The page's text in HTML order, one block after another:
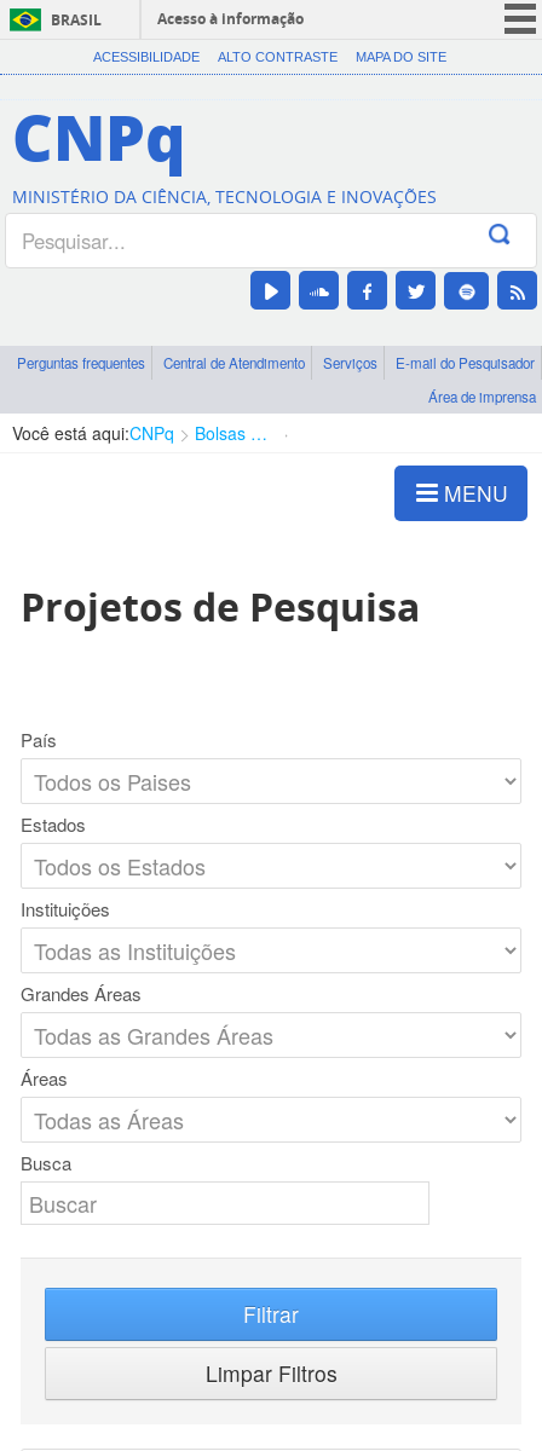
BRASIL
Acesso à informação
CORONAVÍRUS (COVID-19)
Canais
ACESSIBILIDADE ALTO CONTRASTE MAPA DO SITE
CNPq
MINISTÉRIO DA CIÊNCIA, TECNOLOGIA E INOVAÇÕES
Perguntas frequentes Central de Atendimento Serviços
E-mail do Pesquisador
Área de imprensa
Você está aqui:CNPq Bolsas e Auxílios Vigentes
MENU
Projetos de Pesquisa
País
Estados
Instituições
Grandes Áreas
Áreas
Busca
Filtrar
Limpar Filtros